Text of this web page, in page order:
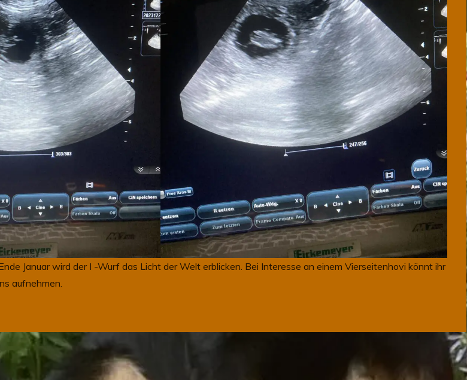
Januar wird der I -Wurf das Licht der Welt erblicken. Bei Interesse an einem Vierseitenhovi könnt ihr
aufnehmen.